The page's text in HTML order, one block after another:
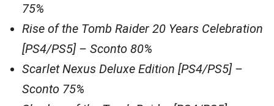
75%
Rise of the Tomb Raider 20 Years Celebration
[PS4/PS5] – Sconto 80%
Scarlet Nexus Deluxe Edition [PS4/PS5] –
Sconto 75%